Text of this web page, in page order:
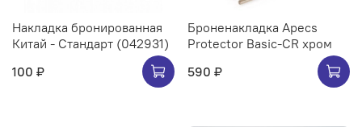
Накладка бронированная
Китай - Стандарт (042931)
100 ₽
Броненакладка Apecs
Protector Basic-CR хром
590 ₽